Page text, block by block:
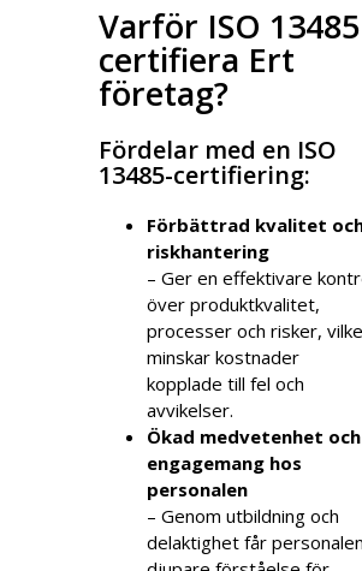
Varför ISO 13485
certifiera Ert
företag?
Fördelar med en ISO
13485-certifiering:
Förbättrad kvalitet
riskhantering
– Ger en effektivare
över produktkvalitet,
processer och risker,
minskar kostnader
kopplade till fel och
avvikelser.
Ökad medvetenhet och
engagemang hos
personalen
– Genom utbildning och
delaktighet får